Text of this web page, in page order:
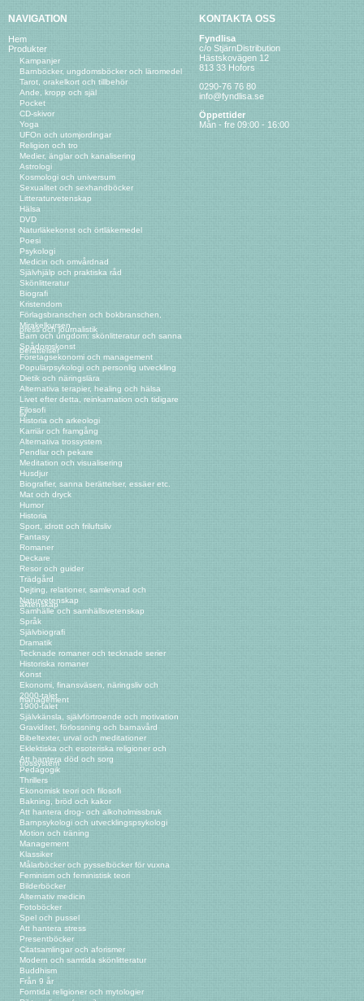
NAVIGATION
Hem
Produkter
Kampanjer
Barnböcker, ungdomsböcker och läromedel
Tarot, orakelkort och tillbehör
Ande, kropp och själ
Pocket
CD-skivor
Yoga
UFOn och utomjordingar
Religion och tro
Medier, änglar och kanalisering
Astrologi
Kosmologi och universum
Sexualitet och sexhandböcker
Litteraturvetenskap
Hälsa
DVD
Naturläkekonst och örtläkemedel
Poesi
Psykologi
Medicin och omvårdnad
Självhjälp och praktiska råd
Skönlitteratur
Biografi
Kristendom
Förlagsbranschen och bokbranschen,
press och journalistik
Mirakelkursen
Barn och ungdom: skönlitteratur och sanna
berättelser
Spådomskonst
Företagsekonomi och management
Populärpsykologi och personlig utveckling
Dietik och näringslära
Alternativa terapier, healing och hälsa
Livet efter detta, reinkarnation och tidigare
liv
Filosofi
Historia och arkeologi
Karriär och framgång
Alternativa trossystem
Pendlar och pekare
Meditation och visualisering
Husdjur
Biografier, sanna berättelser, essäer etc.
Mat och dryck
Humor
Historia
Sport, idrott och friluftsliv
Fantasy
Romaner
Deckare
Resor och guider
Trädgård
Dejting, relationer, samlevnad och
äktenskap
Naturvetenskap
Samhälle och samhällsvetenskap
Språk
Självbiografi
Dramatik
Tecknade romaner och tecknade serier
Historiska romaner
Konst
Ekonomi, finansväsen, näringsliv och
management
2000-talet
1900-talet
Självkänsla, självförtroende och motivation
Graviditet, förlossning och barnavård
Bibeltexter, urval och meditationer
Eklektiska och esoteriska religioner och
trossystem
Att hantera död och sorg
Pedagogik
Thrillers
Ekonomisk teori och filosofi
Bakning, bröd och kakor
Att hantera drog- och alkoholmissbruk
Barnpsykologi och utvecklingspsykologi
Motion och träning
Management
Klassiker
Målarböcker och pysselböcker för vuxna
Feminism och feministisk teori
Bilderböcker
Alternativ medicin
Fotoböcker
Spel och pussel
Att hantera stress
Presentböcker
Citatsamlingar och aforismer
Modern och samtida skönlitteratur
Buddhism
Från 9 år
Forntida religioner och mytologier
KONTAKTA OSS
Fyndlisa
c/o StjärnDistribution
Hästskovägen 12
813 33 Hofors
0290-76 76 80
info@fyndlisa.se
Öppettider
Mån - fre 09:00 - 16:00